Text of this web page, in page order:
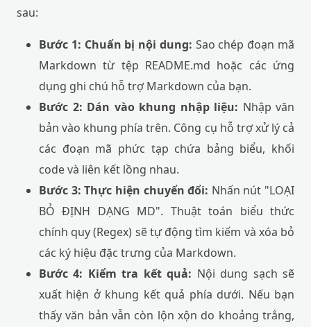
sau:
Bước 1: Chuẩn bị nội dung: Sao chép đoạn mã
Markdown từ tệp README.md hoặc các ứng
dụng ghi chú hỗ trợ Markdown của bạn.
Bước 2: Dán vào khung nhập liệu: Nhập văn
bản vào khung phía trên. Công cụ hỗ trợ xử lý cả
các đoạn mã phức tạp chứa bảng biểu, khối
code và liên kết lồng nhau.
Bước 3: Thực hiện chuyển đổi: Nhấn nút "LOẠI
BỎ ĐỊNH DẠNG MD". Thuật toán biểu thức
chính quy (Regex) sẽ tự động tìm kiếm và xóa bỏ
các ký hiệu đặc trưng của Markdown.
Bước 4: Kiểm tra kết quả: Nội dung sạch sẽ
xuất hiện ở khung kết quả phía dưới. Nếu bạn
thấy văn bản vẫn còn lộn xộn do khoảng trắng,